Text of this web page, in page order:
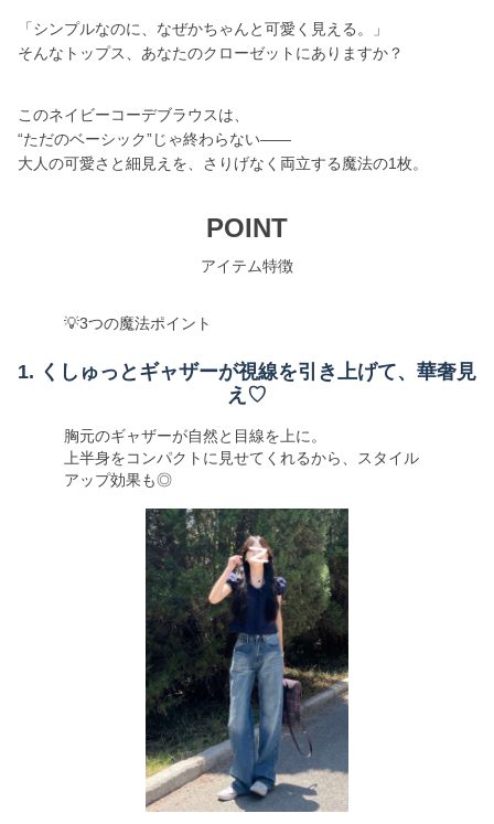
「シンプルなのに、なぜかちゃんと可愛く見える。」
そんなトップス、あなたのクローゼットにありますか？
このネイビーコーデブラウスは、
“ただのベーシック”じゃ終わらない——
大人の可愛さと細見えを、さりげなく両立する魔法の1枚。
POINT
アイテム特徴
💡3つの魔法ポイント
1. くしゅっとギャザーが視線を引き上げて、華奢見
え♡
胸元のギャザーが自然と目線を上に。
上半身をコンパクトに見せてくれるから、スタイル
アップ効果も◎